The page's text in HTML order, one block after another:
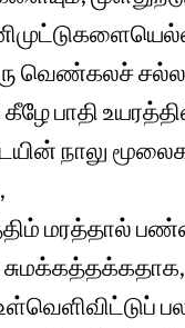
வெண்கலச்
கீழே பாதி
நாலு
மரத்தால்